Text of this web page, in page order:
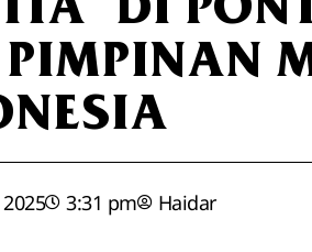
3:31 pm Haidar